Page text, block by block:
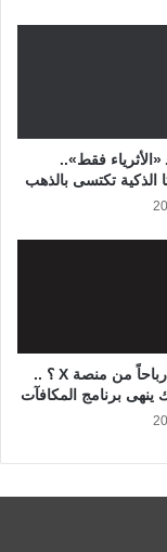
«الأثرياء فقط»..
الذكية تكتسى بالذهب
هل تتلقى أرباحاً من منصة X ؟ ..
ينهى برنامج المكافآت